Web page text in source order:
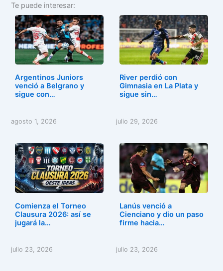
c
e
b
o
o
k
st
o
d
o
n
ai
l
m
p
ar
tir
Te puede interesar:
Argentinos Juniors
venció a Belgrano y
sigue con…
agosto 1, 2026
River perdió con
Gimnasia en La Plata y
sigue sin…
julio 29, 2026
Comienza el Torneo
Clausura 2026: así se
jugará la…
julio 23, 2026
Lanús venció a
Cienciano y dio un paso
firme hacia…
julio 23, 2026